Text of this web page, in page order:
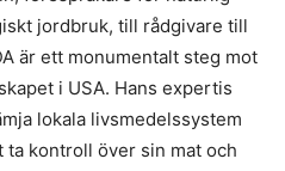
jordbruk, till rådgivare till
är ett monumentalt steg mot
i USA. Hans expertis
lokala livsmedelssystem
ta kontroll över sin mat och